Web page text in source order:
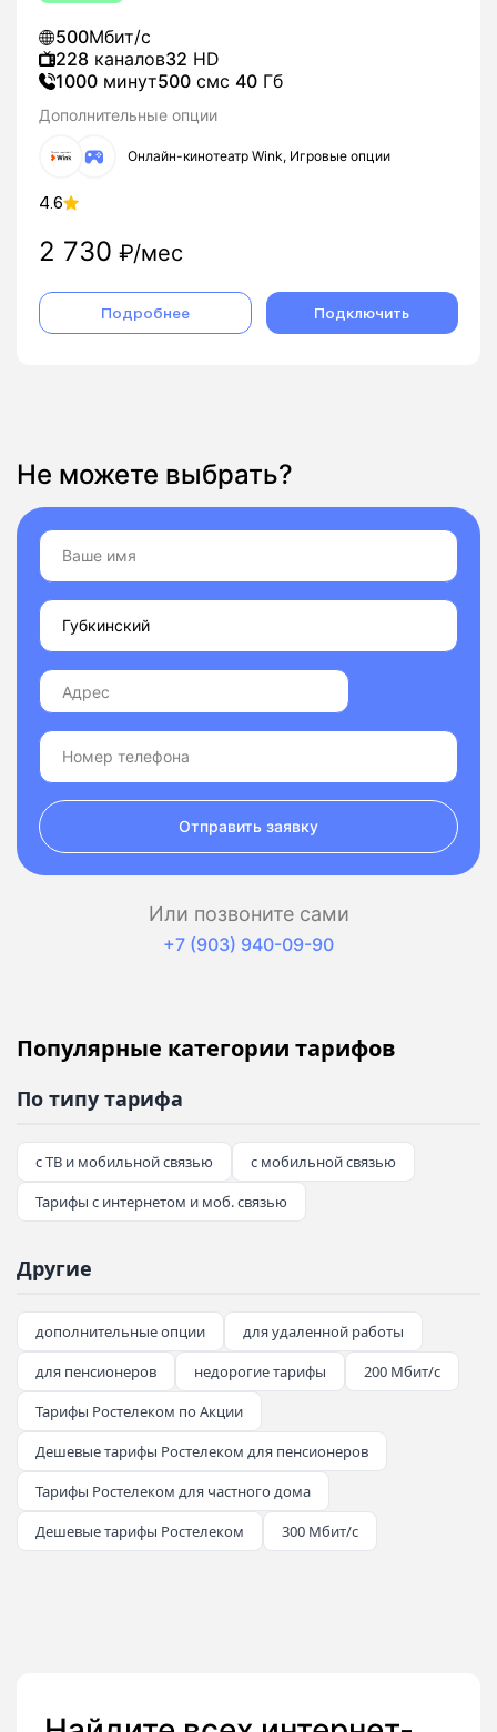
Не можете выбрать?
Отправить заявку
Или позвоните сами
+7 (903) 940-09-90
500Мбит/с
228 каналов32 HD
1000 минут500 смс 40 Гб
Дополнительные опции
Онлайн-кинотеатр Wink, Игровые опции
4.6
2 730 ₽/мес
Подробнее Подключить
Популярные категории тарифов
По типу тарифа
с ТВ и мобильной связью
с мобильной связью
Тарифы с интернетом и моб. связью
Другие
дополнительные опции
для удаленной работы
для пенсионеров
недорогие тарифы
200 Мбит/с
Тарифы Ростелеком по Акции
Дешевые тарифы Ростелеком для пенсионеров
Тарифы Ростелеком для частного дома
Дешевые тарифы Ростелеком
300 Мбит/с